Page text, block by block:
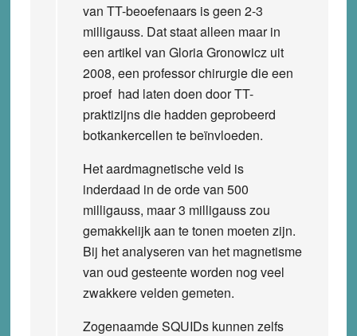
van TT-beoefenaars is geen 2-3
milligauss. Dat staat alleen maar in
een artikel van Gloria Gronowicz uit
2008, een professor chirurgie die een
proef had laten doen door TT-
praktizijns die hadden geprobeerd
botkankercellen te beïnvloeden.
Het aardmagnetische veld is
inderdaad in de orde van 500
milligauss, maar 3 milligauss zou
gemakkelijk aan te tonen moeten zijn.
Bij het analyseren van het magnetisme
van oud gesteente worden nog veel
zwakkere velden gemeten.
Zogenaamde SQUIDs kunnen zelfs